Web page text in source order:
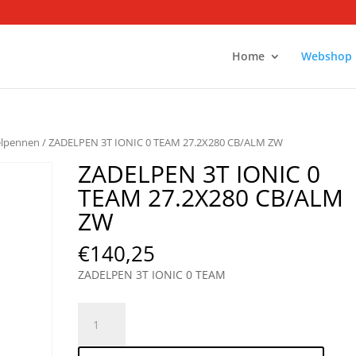
Home Webshop
/ ZADELPEN 3T IONIC 0 TEAM 27.2X280 CB/ALM ZW
ZADELPEN 3T IONIC 0
TEAM 27.2X280 CB/ALM
ZW
€140,25
ZADELPEN 3T IONIC 0 TEAM
IONIC